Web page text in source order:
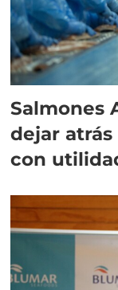
Salmones
dejar
con